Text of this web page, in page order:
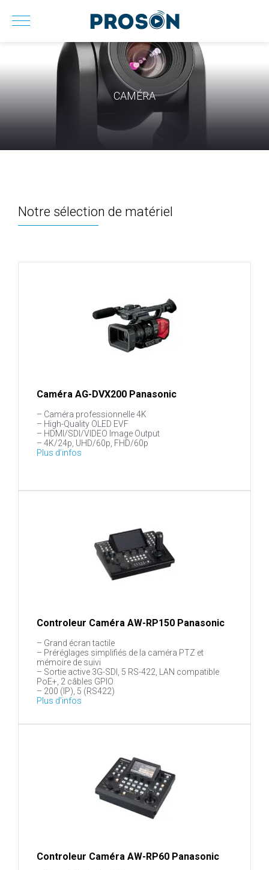
CAMÉRA
Notre sélection de matériel
Caméra AG-DVX200 Panasonic
– Caméra professionnelle 4K
– High-Quality OLED EVF
– HDMI/SDI/VIDEO Image Output
– 4K/24p, UHD/60p, FHD/60p
Plus d’infos
Controleur Caméra AW-RP150 Panasonic
– Grand écran tactile
– Préréglages simplifiés de la caméra PTZ et
mémoire de suivi
– Sortie active 3G-SDI, 5 RS-422, LAN compatible
PoE+, 2 câbles GPIO
– 200 (IP), 5 (RS422)
Plus d’infos
Controleur Caméra AW-RP60 Panasonic